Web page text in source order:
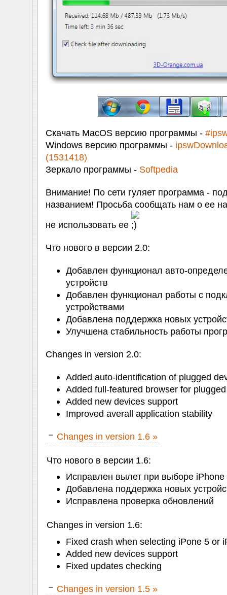
Скачать MacOS версию программы -
Windows версию программы -
(1531418)
Зеркало программы - Softpedia
Внимание! По сети гуляет программа -
названием! Просьба сообщать нам о ее
не использовать ее
Что нового в версии 2.0:
Добавлен функционал авто-
устройств
Добавлен функционал работы с
устройствами
Добавлена поддержка новых
Улучшена стабильность работы
Changes in version 2.0:
Added auto-identification of plugged
Added full-featured browser for
Added new devices support
Improved averall application stability
Changes in version 1.6 »
Что нового в версии 1.6:
Исправлен вылет при выборе iPhone
Добавлена поддержка новых
Исправлена проверка обновлений
Changes in version 1.6:
Fixed crash when selecting iPone 5 or
Added new devices support
Fixed updates checking
Changes in version 1.5 »